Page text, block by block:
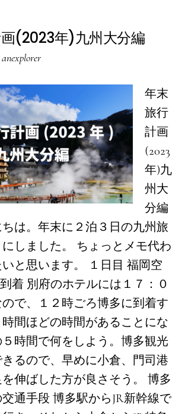
(2023年)九州大分編
anexplorer
年末
旅行
計画
(2023
年)九
州大
分編
は。年末に２泊３日の九州旅
しました。 ちょっとメモ代わ
と思います。 １日目 福岡空
着 別府のホテルには１７：０
で、１２時ごろ博多に到着す
間ほどの時間があることにな
５時間で何をしよう。博多観光
るので、早めに小倉、門司港
伸ばした方が良さそう。 博多
通手段 博多駅からJR新幹線で